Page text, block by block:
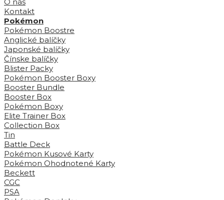
Kontakt
Pokémon
Pokémon Boostre
Anglické balíčky
Japonské balíčky
Čínske balíčky
Blister Packy
Pokémon Booster Boxy
Booster Bundle
Booster Box
Pokémon Boxy
Elite Trainer Box
Collection Box
Tin
Battle Deck
Pokémon Kusové Karty
Pokémon Ohodnotené Karty
Beckett
CGC
PSA